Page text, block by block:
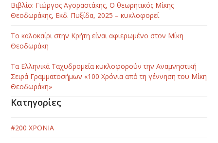
Βιβλίο: Γιώργος Αγοραστάκης, Ο θεωρητικός Μίκης
Θεοδωράκης, Εκδ. Πυξίδα, 2025 – κυκλοφορεί
Το καλοκαίρι στην Κρήτη είναι αφιερωμένο στον Μίκη
Θεοδωράκη
Τα Ελληνικά Ταχυδρομεία κυκλοφορούν την Αναμνηστική
Σειρά Γραμματοσήμων «100 Χρόνια από τη γέννηση του Μίκη
Θεοδωράκη»
Κατηγορίες
#200 ΧΡΟΝΙΑ